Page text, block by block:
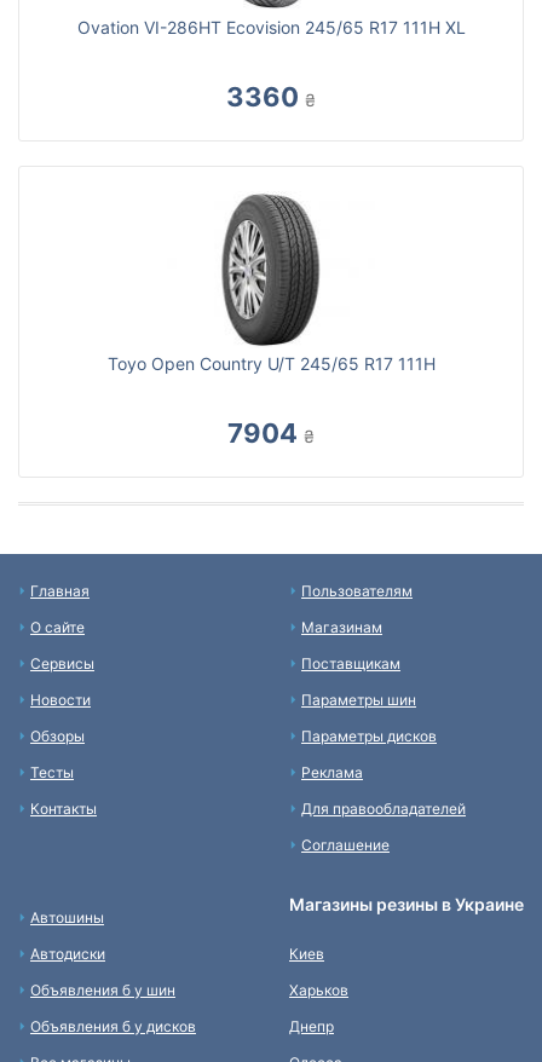
Ovation VI-286HT Ecovision 245/65 R17 111H XL
3360 ₴
Toyo Open Country U/T 245/65 R17 111H
7904 ₴
Главная
О сайте
Сервисы
Новости
Обзоры
Тесты
Контакты
Пользователям
Магазинам
Поставщикам
Параметры шин
Параметры дисков
Реклама
Для правообладателей
Соглашение
Автошины
Автодиски
Объявления б у шин
Объявления б у дисков
Магазины резины в Украине
Киев
Харьков
Днепр